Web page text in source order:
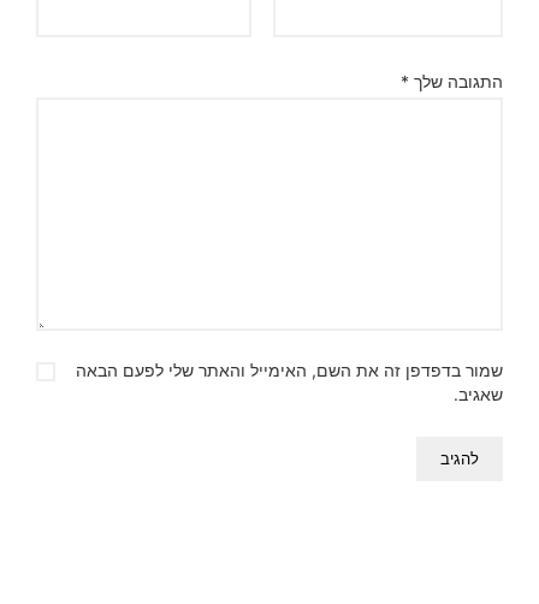
התגובה שלך *
שמור בדפדפן זה את השם, האימייל והאתר שלי לפעם הבאה
שאגיב.